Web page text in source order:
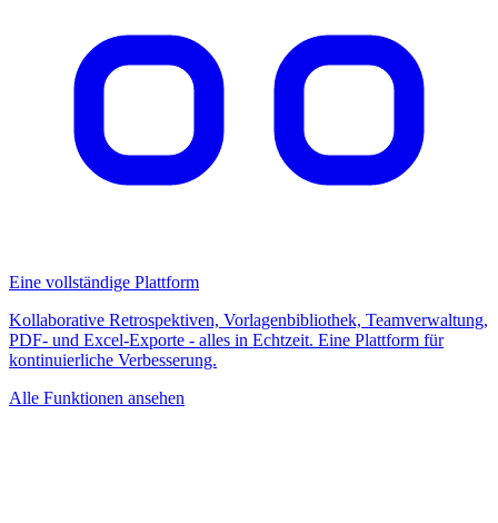
Eine vollständige Plattform
Kollaborative Retrospektiven, Vorlagenbibliothek, Teamverwaltung,
PDF- und Excel-Exporte - alles in Echtzeit. Eine Plattform für
kontinuierliche Verbesserung.
Alle Funktionen ansehen